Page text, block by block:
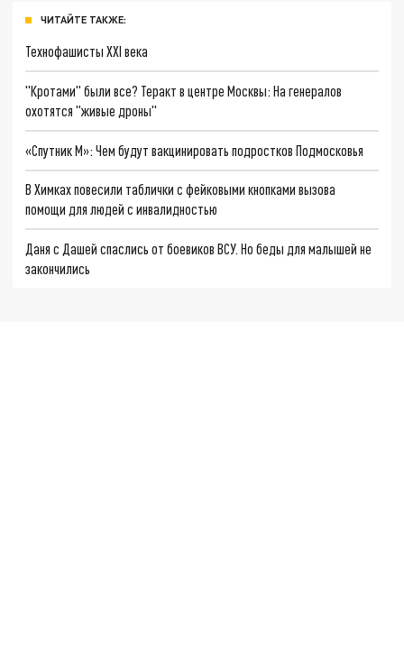
ЧИТАЙТЕ ТАКЖЕ:
Технофашисты XXI века
"Кротами" были все? Теракт в центре Москвы: На генералов
охотятся "живые дроны"
«Спутник М»: Чем будут вакцинировать подростков Подмосковья
В Химках повесили таблички с фейковыми кнопками вызова
помощи для людей с инвалидностью
Даня с Дашей спаслись от боевиков ВСУ. Но беды для малышей не
закончились